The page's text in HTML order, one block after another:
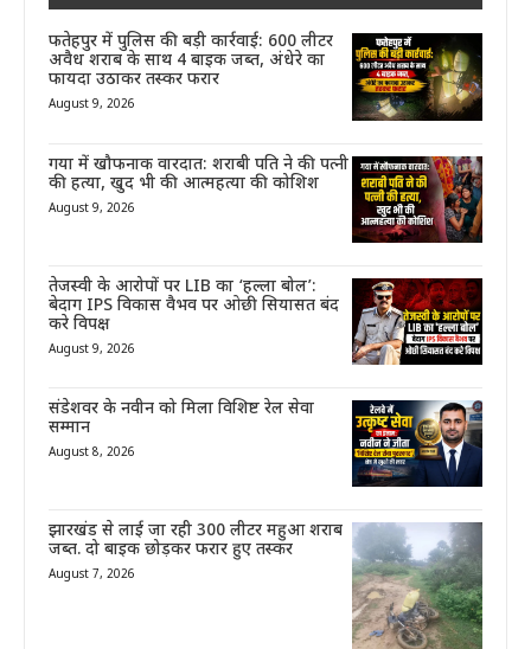
फतेहपुर में पुलिस की बड़ी कार्रवाई: 600 लीटर
अवैध शराब के साथ 4 बाइक जब्त, अंधेरे का
फायदा उठाकर तस्कर फरार
August 9, 2026
गया में खौफनाक वारदात: शराबी पति ने की पत्नी
की हत्या, खुद भी की आत्महत्या की कोशिश
August 9, 2026
तेजस्वी के आरोपों पर LIB का ‘हल्ला बोल’:
बेदाग IPS विकास वैभव पर ओछी सियासत बंद
करे विपक्ष
August 9, 2026
संडेशवर के नवीन को मिला विशिष्ट रेल सेवा
सम्मान
August 8, 2026
झारखंड से लाई जा रही 300 लीटर महुआ शराब
जब्त. दो बाइक छोड़कर फरार हुए तस्कर
August 7, 2026